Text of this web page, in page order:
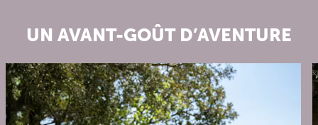
UN AVANT-GOÛT D’AVENTURE